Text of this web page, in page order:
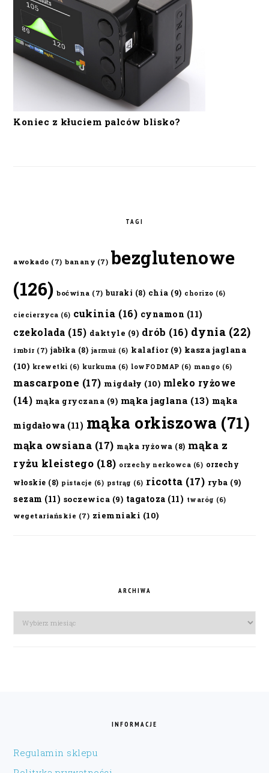
Koniec z kłuciem palców blisko?
TAGI
awokado (7) banany (7) bezglutenowe
(126) boćwina (7) buraki (8) chia (9) chorizo (6)
ciecierzyca (6) cukinia (16) cynamon (11)
czekolada (15) daktyle (9) drób (16) dynia (22)
imbir (7) jabłka (8) jarmuż (6) kalafior(9) kasza jaglana
(10) krewetki (6) kurkuma (6) lowFODMAP (6) mango (6)
mascarpone (17) migdały (10) mleko ryżowe
(14) mąka gryczana (9) mąka jaglana (13) mąka
migdałowa (11) mąka orkiszowa (71)
mąka owsiana (17) mąka ryżowa (8) mąka z
ryżu kleistego (18) orzechy nerkowca (6) orzechy
włoskie (8) pistacje (6) pstrąg (6) ricotta (17) ryba (9)
sezam (11) soczewica (9) tagatoza (11) twaróg (6)
wegetariańskie (7) ziemniaki (10)
ARCHIWA
Archiwa
INFORMACJE
Regulamin sklepu